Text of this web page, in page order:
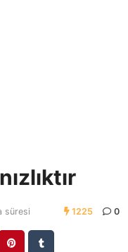
süresi 1225 0